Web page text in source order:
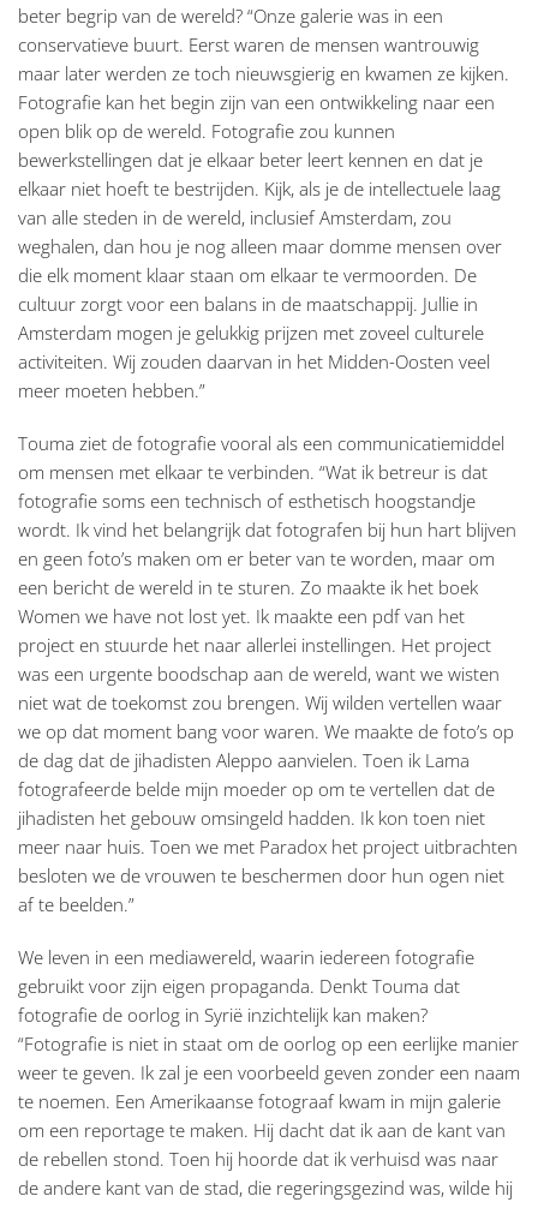
beter begrip van de wereld? “Onze galerie was in een
conservatieve buurt. Eerst waren de mensen wantrouwig
maar later werden ze toch nieuwsgierig en kwamen ze kijken.
Fotografie kan het begin zijn van een ontwikkeling naar een
open blik op de wereld. Fotografie zou kunnen
bewerkstellingen dat je elkaar beter leert kennen en dat je
elkaar niet hoeft te bestrijden. Kijk, als je de intellectuele laag
van alle steden in de wereld, inclusief Amsterdam, zou
weghalen, dan hou je nog alleen maar domme mensen over
die elk moment klaar staan om elkaar te vermoorden. De
cultuur zorgt voor een balans in de maatschappij. Jullie in
Amsterdam mogen je gelukkig prijzen met zoveel culturele
activiteiten. Wij zouden daarvan in het Midden-Oosten veel
meer moeten hebben.”
Touma ziet de fotografie vooral als een communicatiemiddel
om mensen met elkaar te verbinden. “Wat ik betreur is dat
fotografie soms een technisch of esthetisch hoogstandje
wordt. Ik vind het belangrijk dat fotografen bij hun hart blijven
en geen foto’s maken om er beter van te worden, maar om
een bericht de wereld in te sturen. Zo maakte ik het boek
Women we have not lost yet. Ik maakte een pdf van het
project en stuurde het naar allerlei instellingen. Het project
was een urgente boodschap aan de wereld, want we wisten
niet wat de toekomst zou brengen. Wij wilden vertellen waar
we op dat moment bang voor waren. We maakte de foto’s op
de dag dat de jihadisten Aleppo aanvielen. Toen ik Lama
fotografeerde belde mijn moeder op om te vertellen dat de
jihadisten het gebouw omsingeld hadden. Ik kon toen niet
meer naar huis. Toen we met Paradox het project uitbrachten
besloten we de vrouwen te beschermen door hun ogen niet
af te beelden.”
We leven in een mediawereld, waarin iedereen fotografie
gebruikt voor zijn eigen propaganda. Denkt Touma dat
fotografie de oorlog in Syrië inzichtelijk kan maken?
“Fotografie is niet in staat om de oorlog op een eerlijke manier
weer te geven. Ik zal je een voorbeeld geven zonder een naam
te noemen. Een Amerikaanse fotograaf kwam in mijn galerie
om een reportage te maken. Hij dacht dat ik aan de kant van
de rebellen stond. Toen hij hoorde dat ik verhuisd was naar
de andere kant van de stad, die regeringsgezind was, wilde hij